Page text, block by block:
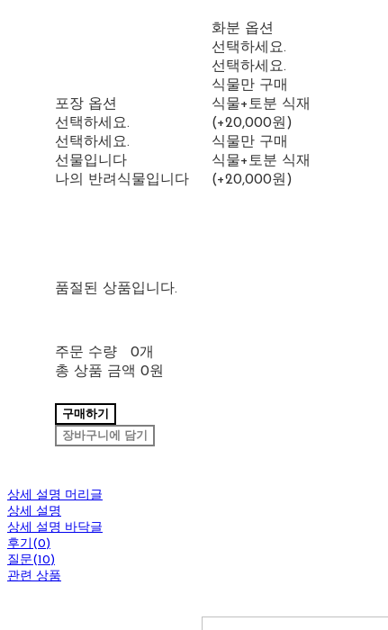
포장 옵션
선택하세요.
선택하세요.
선물입니다
나의 반려식물입니다
화분 옵션
선택하세요.
선택하세요.
식물만 구매
식물+토분 식재
(+20,000원)
식물만 구매
식물+토분 식재
(+20,000원)
품절된 상품입니다.
주문 수량
0개
총 상품 금액 0원
구매하기
장바구니에 담기
상세 설명 머리글
상세 설명
상세 설명 바닥글
후기(0)
질문(10)
관련 상품